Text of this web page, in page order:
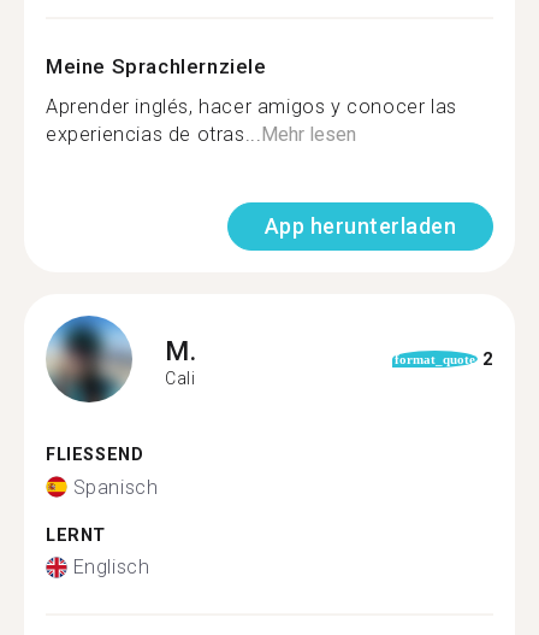
Meine Sprachlernziele
Aprender inglés, hacer amigos y conocer las
experiencias de otras...Mehr lesen
App herunterladen
M.
Cali
format_quote 2
FLIESSEND
Spanisch
LERNT
Englisch